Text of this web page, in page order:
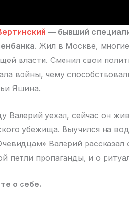
— бывший
. Жил в Москве,
власти. Сменил свои
войны, чему
Яшина.
Валерий уехал, сейчас он
убежища. Выучился на
Валерий
петли пропаганды, и о
о себе.